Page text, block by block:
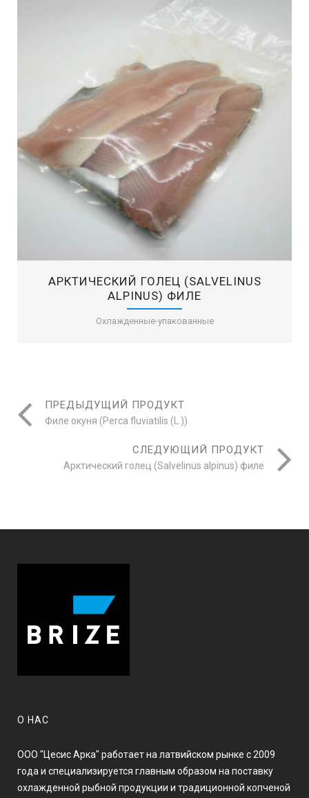
AРКТИЧЕСКИЙ ГОЛЕЦ (SALVELINUS
ALPINUS) ФИЛЕ
Охлажденные-упакованные
ПРЕДЫДУЩИЙ ПРОДУКТ
Филе окуня (Perca fluviatilis (L.))
СЛЕДУЮЩИЙ ПРОДУКТ
Aрктический голец (Salvelinus alpinus) филе
О НАС
ООО "Цесис Арка" работает на латвийском рынке с 2009
года и специализируется главным образом на поставку
охлажденной рыбной продукции и традиционной копченой